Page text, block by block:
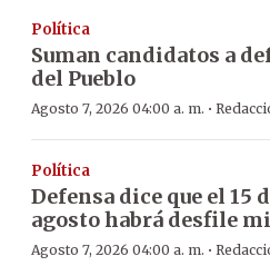
Política
Suman candidatos a
del Pueblo
Agosto 7, 2026 04:00 a. m. ·
Política
Defensa dice que el 15
agosto habrá desfile
Agosto 7, 2026 04:00 a. m. ·